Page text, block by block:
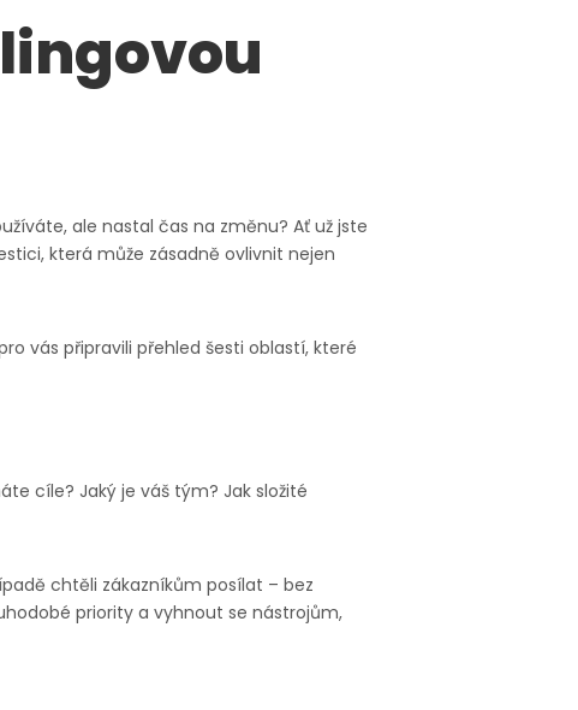
ale nastal čas na změnu? Ať už jste
která může zásadně ovlivnit nejen
vás připravili přehled šesti oblastí, které
cíle? Jaký je váš tým? Jak složité
chtěli zákazníkům posílat – bez
priority a vyhnout se nástrojům,